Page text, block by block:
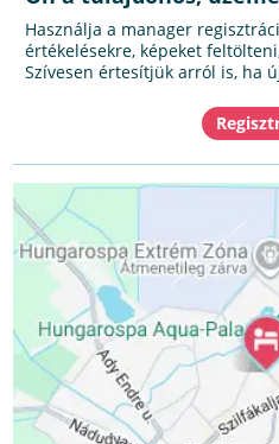
Használja a manager
értékelésekre, képeket
Szívesen értesítjük arról is, ha